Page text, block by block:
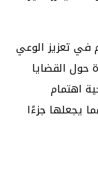
في تعزيز الوعي
حول القضايا
اهتمام
يجعلها جزءًا